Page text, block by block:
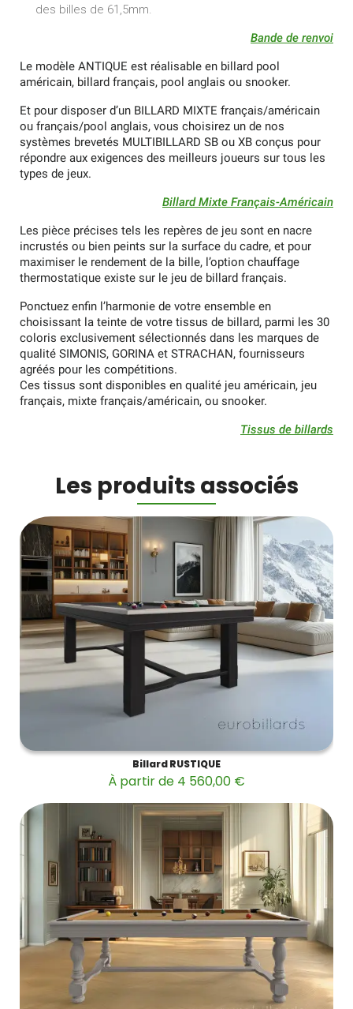
des billes de 61,5mm.
Bande de renvoi
Le modèle ANTIQUE est réalisable en billard pool
américain, billard français, pool anglais ou snooker.
Et pour disposer d’un BILLARD MIXTE français/américain
ou français/pool anglais, vous choisirez un de nos
systèmes brevetés MULTIBILLARD SB ou XB conçus pour
répondre aux exigences des meilleurs joueurs sur tous les
types de jeux.
Billard Mixte Français-Américain
Les pièce précises tels les repères de jeu sont en nacre
incrustés ou bien peints sur la surface du cadre, et pour
maximiser le rendement de la bille, l’option chauffage
thermostatique existe sur le jeu de billard français.
Ponctuez enfin l’harmonie de votre ensemble en
choisissant la teinte de votre tissus de billard, parmi les 30
coloris exclusivement sélectionnés dans les marques de
qualité SIMONIS, GORINA et STRACHAN, fournisseurs
agréés pour les compétitions.
Ces tissus sont disponibles en qualité jeu américain, jeu
français, mixte français/américain, ou snooker.
Tissus de billards
Les produits associés
Billard RUSTIQUE
À partir de 4 560,00 €